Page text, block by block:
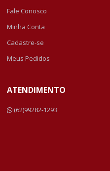
Fale Conosco
Minha Conta
Cadastre-se
Meus Pedidos
ATENDIMENTO
(62)99282-1293